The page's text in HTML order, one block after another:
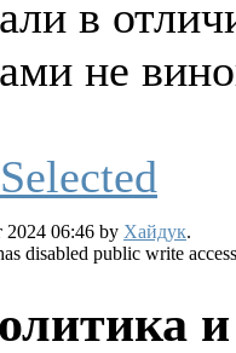
в
не
06:46 by Хайдук.
disabled public write